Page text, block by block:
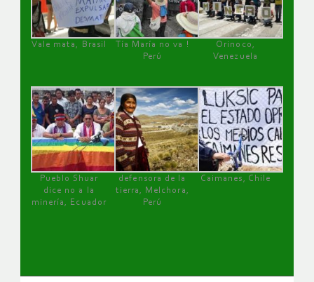
Vale mata, Brasil
Tía María no va !
Perú
Orinoco,
Venezuela
Pueblo Shuar
dice no a la
minería, Ecuador
defensora de la
tierra, Melchora,
Perú
Caimanes, Chile